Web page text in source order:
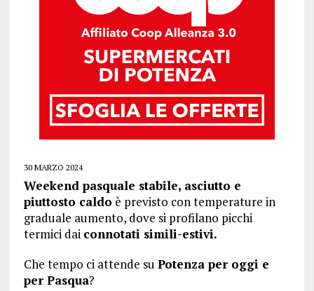
30 MARZO 2024
Weekend pasquale stabile, asciutto e
piuttosto caldo è previsto con temperature in
graduale aumento, dove si profilano picchi
termici dai connotati simili-estivi.
Che tempo ci attende su Potenza per oggi e
per Pasqua?